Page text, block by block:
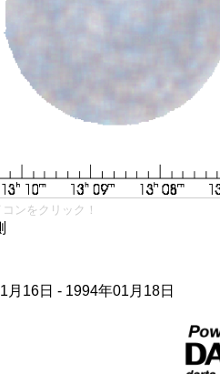
ンをクリック！
月16日 - 1994年01月18日